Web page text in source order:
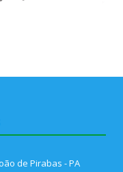
de Pirabas - PA